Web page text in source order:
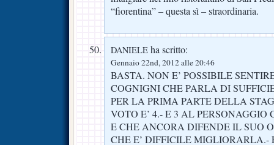
“fiorentina” – questa sì – straordinaria.
DANIELE ha scritto:
Gennaio 22nd, 2012 alle 20:46
BASTA. NON E’ POSSIBILE
COGNIGNI CHE PARLA DI
PER LA PRIMA PARTE DELLA
VOTO E’ 4.- E 3 AL PERSONAGGIO
E CHE ANCORA DIFENDE IL SUO
CHE E’ DIFFICILE MIGLIORARLA.-